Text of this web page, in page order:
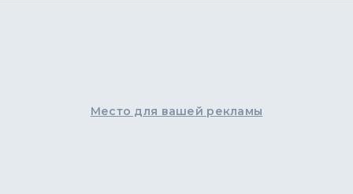
Место для вашей рекламы